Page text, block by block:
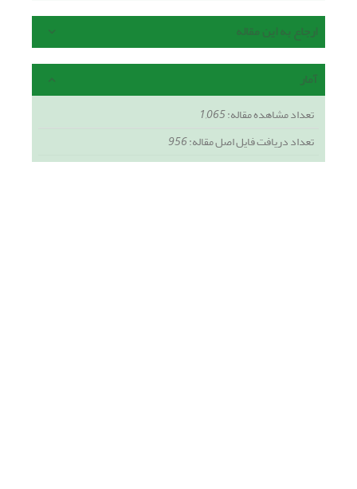
ارجاع به این مقاله
آمار
تعداد مشاهده مقاله:1,065
تعداد دریافت فایل اصل مقاله:956